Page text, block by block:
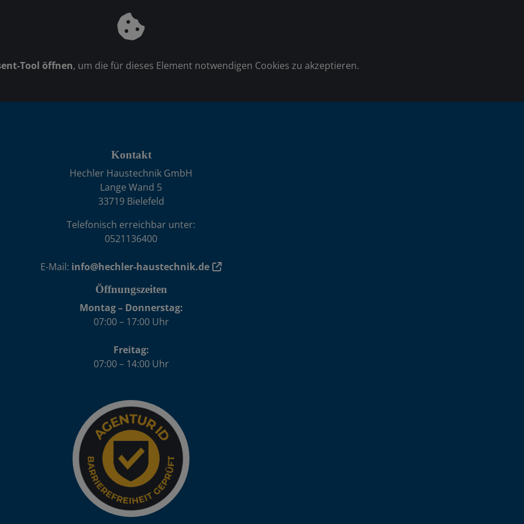
Tool öffnen, um die für dieses Element notwendigen Cookies zu akzeptieren.
Kontakt
Hechler Haustechnik GmbH
Lange Wand 5
33719 Bielefeld
Telefonisch erreichbar unter:
0521136400
E-Mail: info@hechler-haustechnik.de
Öffnungszeiten
Montag – Donnerstag:
07:00 – 17:00 Uhr
Freitag:
07:00 – 14:00 Uhr